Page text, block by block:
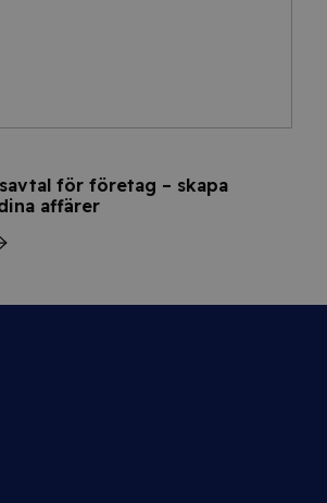
för företag – skapa
affärer